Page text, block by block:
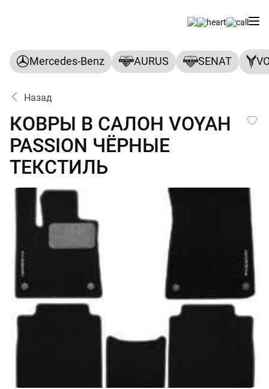
Mercedes-Benz AURUS SENAT
Назад
КОВРЫ В САЛОН VOYAH
КОВРЫ В САЛОН VOYAH
PASSION ЧЁРНЫЕ
ТЕКСТИЛЬ